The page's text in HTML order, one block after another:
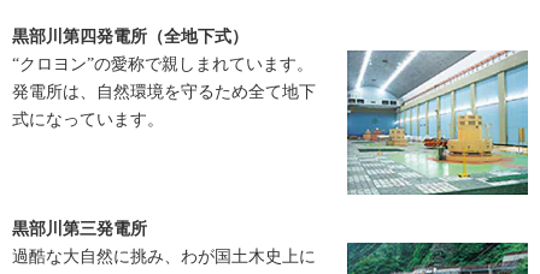
黒部川第四発電所（全地下式）
“クロヨン”の愛称で親しまれています。
発電所は、自然環境を守るため全て地下
式になっています。
黒部川第三発電所
過酷な大自然に挑み、わが国土木史上に